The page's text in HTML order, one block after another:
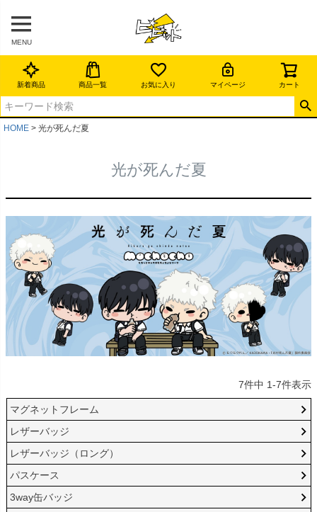
MENU
新着商品 商品一覧 お気に入り マイページ カート
HOME 光が死んだ夏
光が死んだ夏
7件中 1-7件表示
マグネットフレーム
レザーバッジ
レザーバッジ（ロング）
パスケース
3way缶バッジ